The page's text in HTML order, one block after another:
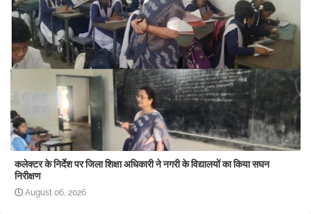
कलेक्टर के निर्देश पर जिला शिक्षा अधिकारी ने नगरी के विद्यालयों का किया सघन
निरीक्षण
August 06, 2026